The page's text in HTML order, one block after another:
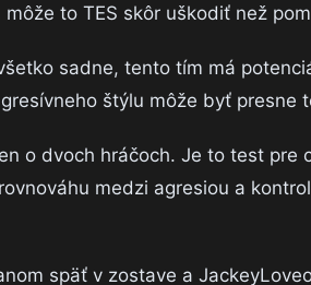
to TES skôr uškodiť než
sadne, tento tím má
štýlu môže byť presne
o dvoch hráčoch. Je to test pre
medzi agresiou a
späť v zostave a